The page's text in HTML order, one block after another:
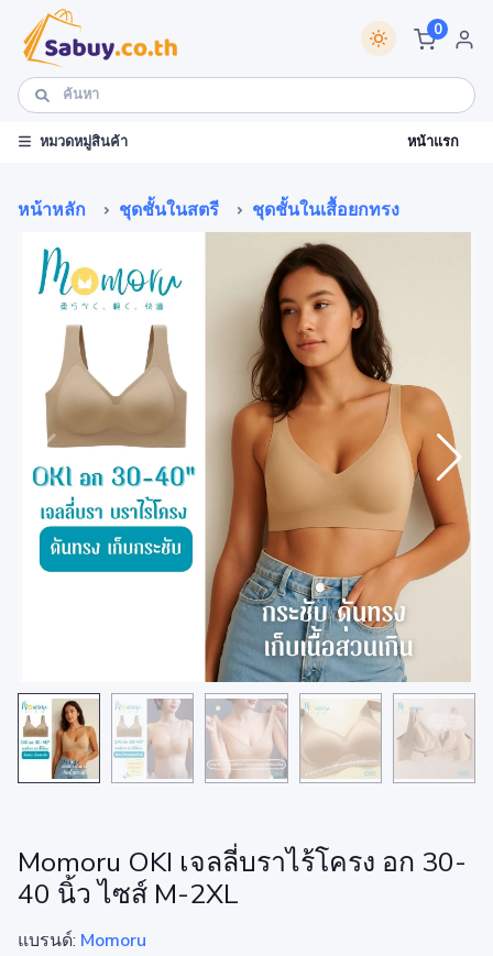
0
หมวดหมู่สินค้า หน้าแรก
หน้าหลัก ชุดชั้นในสตรี ชุดชั้นในเสื้อยกทรง
Momoru OKI เจลลี่บราไร้โครง อก 30-
40 นิ้ว ไซส์ M-2XL
แบรนด์: Momoru